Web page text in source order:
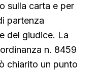
sulla carta e per
partenza
del giudice. La
n. 8459
chiarito un punto